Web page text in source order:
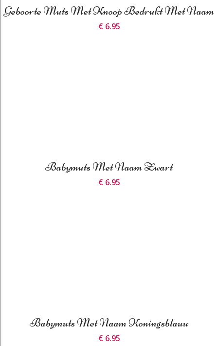
Geboorte Muts Met Knoop Bedrukt Met Naam
€ 6.95
Babymuts Met Naam Zwart
€ 6.95
Babymuts Met Naam Koningsblauw
€ 6.95